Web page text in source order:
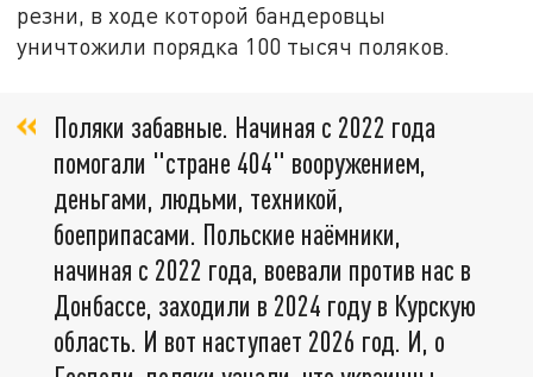
резни, в ходе которой бандеровцы
уничтожили порядка 100 тысяч поляков.
Поляки забавные. Начиная с 2022 года
помогали "стране 404" вооружением,
деньгами, людьми, техникой,
боеприпасами. Польские наёмники,
начиная с 2022 года, воевали против нас в
Донбассе, заходили в 2024 году в Курскую
область. И вот наступает 2026 год. И, о